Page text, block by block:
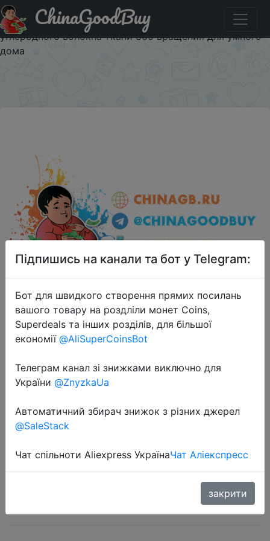
Придбати по акціи (В наличии) xiaomi экологической
цепь бренд-Deerma распыления воды Swiper Mop 0,7 кг
углеродного волокна ткани 360 вращения для умного
дома
ChinaGoodBuy
2018-06-30
(В наличии) xiaomi экологической
цепь бренд-Deerma распыления
воды Swiper Mop 0,7 кг
углеродного волокна ткани 360
вращения для умного дома
Підпишись на канали та бот у Telegram:
Бот для швидкого створення прямих посилань
вашого товару на роздліли монет Coins,
Superdeals та інших розділів, для більшої
економії @AliSuperCoinsBot
Телеграм канал зі знижками виключно для
України @ZnyzkaUa
Автоматичний збирач знижок з різних джерел
@SaleStack
Чат спільноти Aliexpress УкраїнаЧат Аліекспресс
закрити